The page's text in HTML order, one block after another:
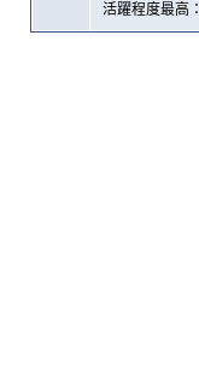
活躍程度最高：